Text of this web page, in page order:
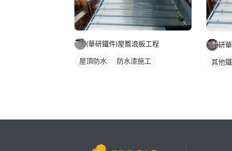
(華研鐵件)屋簷浪板工程
屋頂防水 防水漆施工
研
其他